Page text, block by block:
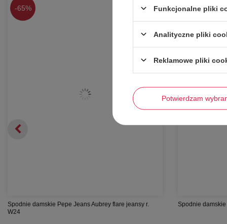
-65%
Spodnie damskie Pepe Jeans Aubrey flare jeansy r.
W24
-57%
Spodnie
Funkcjonalne pliki
Analityczne pliki
Reklamowe pliki
Potwierdzam